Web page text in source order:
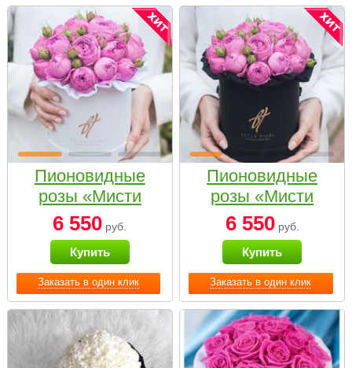
Заказать в один клик
Пионовидные
розы «Мисти
бабблс» в белой
коробке Small
6 550 руб.
Купить
Заказать в один клик
Пионовидные
розы «Мисти
бабблс» в
черной коробке
Small
6 550руб.
Купить